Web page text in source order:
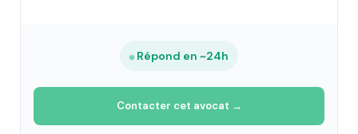
Répond en ~24h
Contacter cet avocat →